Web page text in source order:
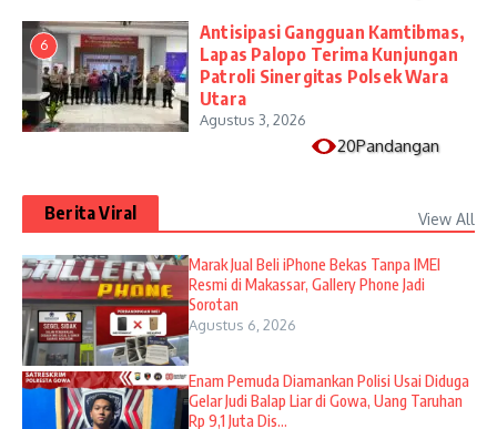
6
Antisipasi Gangguan Kamtibmas,
Lapas Palopo Terima Kunjungan
Patroli Sinergitas Polsek Wara
Utara
Agustus 3, 2026
20Pandangan
Berita Viral View All
​Marak Jual Beli iPhone Bekas Tanpa IMEI
Resmi di Makassar, Gallery Phone Jadi
Sorotan
Agustus 6, 2026
Enam Pemuda Diamankan Polisi Usai Diduga
Gelar Judi Balap Liar di Gowa, Uang Taruhan
Rp 9,1 Juta Dis...